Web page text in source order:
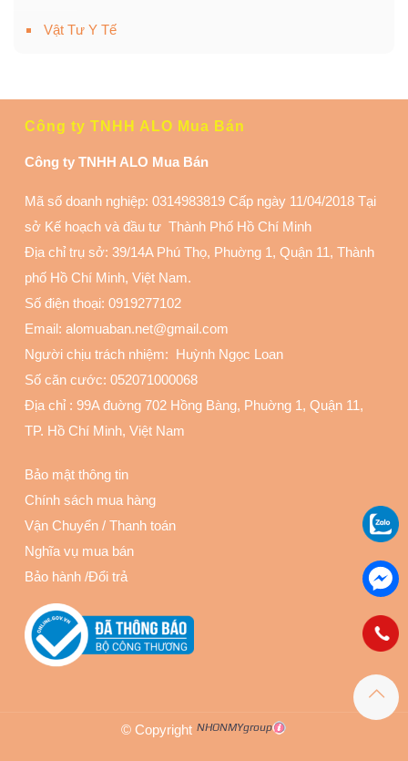
Vật Tư Y Tế
Công ty TNHH ALO Mua Bán
Công ty TNHH ALO Mua Bán
Mã số doanh nghiệp: 0314983819 Cấp ngày 11/04/2018 Tại
sở Kế hoạch và đầu tư Thành Phố Hồ Chí Minh
Địa chỉ trụ sở: 39/14A Phú Thọ, Phuờng 1, Quận 11, Thành
phố Hồ Chí Minh, Việt Nam.
Số điện thoại: 0919277102
Email: alomuaban.net@gmail.com
Người chịu trách nhiệm: Huỳnh Ngọc Loan
Số căn cước: 052071000068
Địa chỉ : 99A đuờng 702 Hồng Bàng, Phuờng 1, Quận 11,
TP. Hồ Chí Minh, Việt Nam
Bảo mật thông tin
Chính sách mua hàng
Vận Chuyển / Thanh toán
Nghĩa vụ mua bán
Bảo hành /Đổi trả
© Copyright